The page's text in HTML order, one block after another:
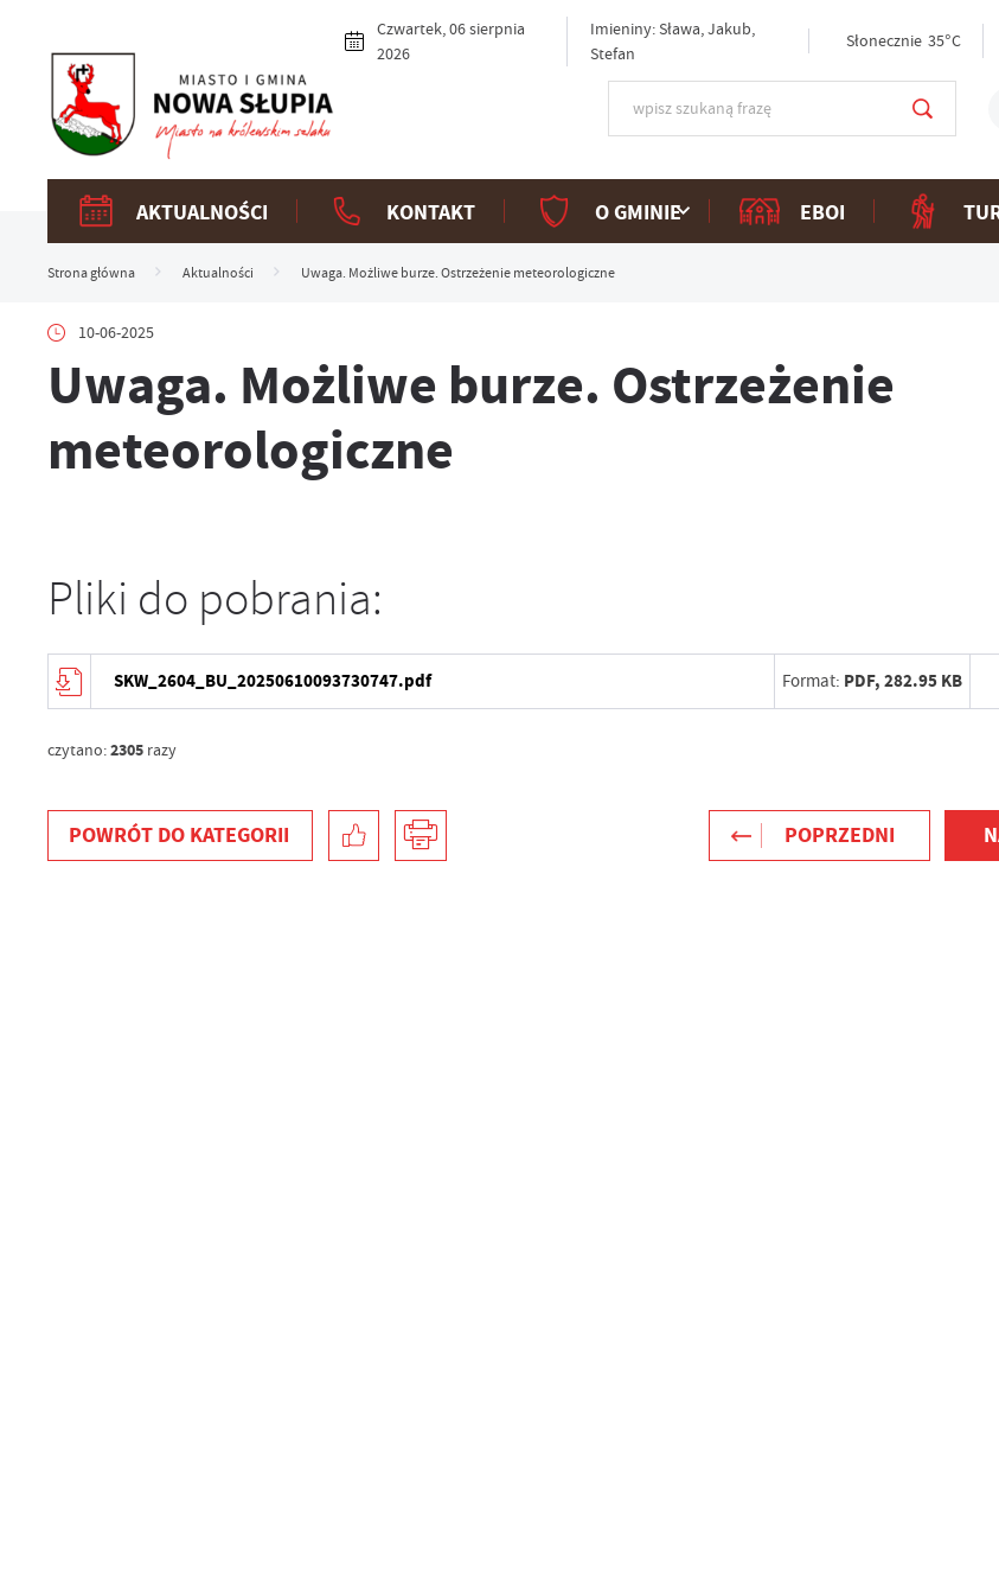
Czwartek, 06 sierpnia
2026
Imieniny: Sława, Jakub,
Stefan
Słonecznie 35°C
AKTUALNOŚCI KONTAKT O GMINIE EBOI
Strona główna Aktualności Uwaga. Możliwe burze. Ostrzeżenie meteorologiczne
10-06-2025
Uwaga. Możliwe burze. Ostrzeżenie
meteorologiczne
Pliki do pobrania:
SKW_2604_BU_20250610093730747.pdf Format: PDF, 282.95 KB
czytano:2305razy
POWRÓT DO KATEGORII POPRZEDNI